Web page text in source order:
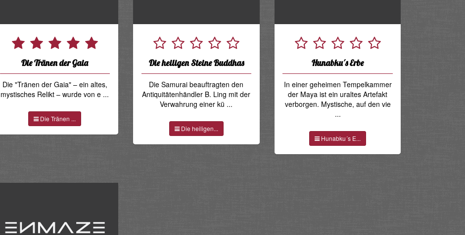
Die Tränen der Gaia
Die "Tränen der Gaia" – ein altes,
mystisches Relikt – wurde von e ...
Die Tränen ...
Die heiligen Steine Buddhas
Die Samurai beauftragten den
Antiquitätenhändler B. Ling mit der
Verwahrung einer kü ...
Die heiligen...
Hunabku´s Erbe
In einer geheimen Tempelkammer
der Maya ist ein uraltes Artefakt
verborgen. Mystische, auf den vie
...
Hunabku´s E...